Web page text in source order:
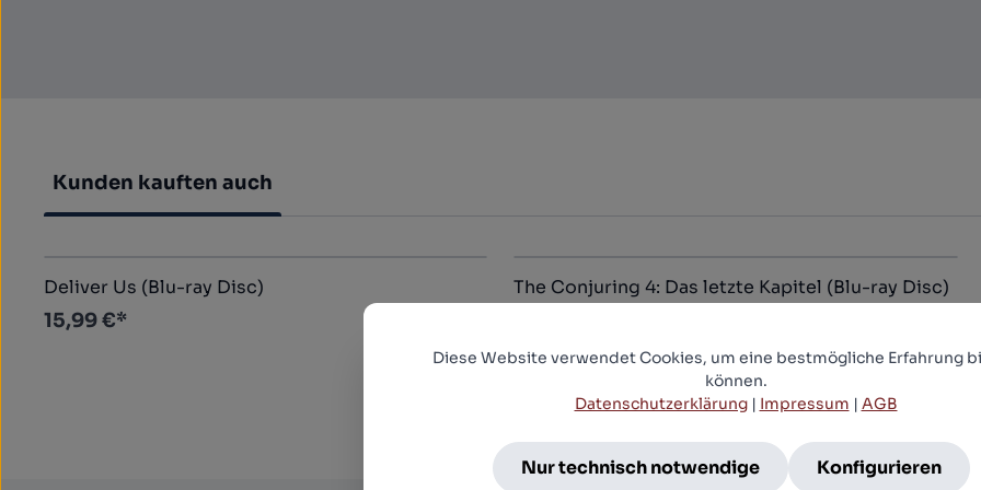
Kunden kauften auch
Deliver Us (Blu-ray Disc)
15,99 €*
The Conjuring 4: Das letzte Kapitel (Blu-ray Disc)
Diese Website verwendet Cookies, um eine bestmögliche Erfahrung
können.
Datenschutzerklärung| Impressum | AGB
Nur technisch notwendige Konfigurieren